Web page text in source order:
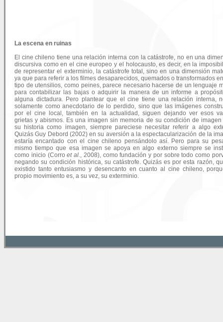
La escena en ruinas
El cine chileno tiene una relación interna con la catástrofe, no en una
discursiva como en el cine europeo y el holocausto, es decir, en la
de representar el exterminio, la catástrofe total, sino en una dimensión
ya que para referir a los filmes desaparecidos, quemados o transformados
tipo de utensilios, como peines, parece necesario hacerse de un lenguaje
para contabilizar las bajas o adquirir la manera de un informe a
alguna dictadura. Pero plantear que el cine tiene una relación interna,
solamente como anecdotario de lo perdido, sino que las imágenes
por el cine local, también en la actualidad, siguen dejando ver esos
grietas y abismos. Es una imagen sin memoria de su condición de
su historia como imagen, siempre pareciese necesitar referir a algo
Quizás Guy Debord (2002) en su aversión a la espectacularización de la
estaría encantado con el cine chileno pensándolo así. Pero para su
mismo tiempo que esa imagen se apoya en algo externo siempre se
como inicio (Corroet al., 2008), como fundación y por sobre todo como
negando su condición histórica, su catástrofe. Quizás es por esta razón,
existido tanto entusiasmo y desencanto en cuanto al cine chileno,
propio movimiento es, a su vez, su exterminio.